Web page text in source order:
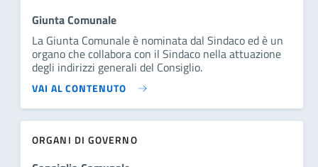
Giunta Comunale
La Giunta Comunale è nominata dal Sindaco ed è un
organo che collabora con il Sindaco nella attuazione
degli indirizzi generali del Consiglio.
VAI AL CONTENUTO
ORGANI DI GOVERNO